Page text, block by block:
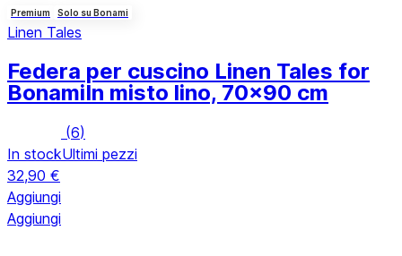
Premium Solo su Bonami
Linen Tales
Federa per cuscino Linen Tales for
BonamiIn misto lino, 70x90 cm
(6)
In stockUltimi pezzi
32,90 €
Aggiungi
Aggiungi